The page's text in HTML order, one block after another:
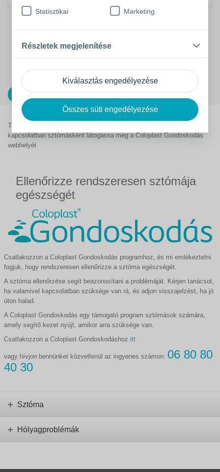
Kiválasztás engedélyezése
Összes süti engedélyezése
Statisztikai Marketing
Részletek megjelenítése
bőrproblémákkal vagy új termékek használatával
Hogyan használjam a Brava Elasztikus szalagot
További segítségért és tanácsért a sporttal és a testmozgással
kapcsolatban sztómásként látogassa meg a Coloplast Gondoskodás
webhelyét
Ellenőrizze rendszeresen sztómája
egészségét
Csatlakozzon a Coloplast Gondoskodás programhoz, és mi emlékeztetni
fogjuk, hogy rendszeresen ellenőrizze a sztóma egészségét.
A sztóma ellenőrzése segít beazonosítani a problémáját. Kérjen tanácsot,
ha valamivel kapcsolatban szüksége van rá, és adjon visszajelzést, ha jó
úton halad.
A Coloplast Gondoskodás egy támogató program sztómások számára,
amely segítő kezet nyújt, amikor arra szüksége van.
Csatlakozzon a Coloplast Gondoskodáshoz itt.
vagy hívjon bennünket közvetlenül az ingyenes számon: 06 80 80
40 30
Sztóma
Hólyagproblémák